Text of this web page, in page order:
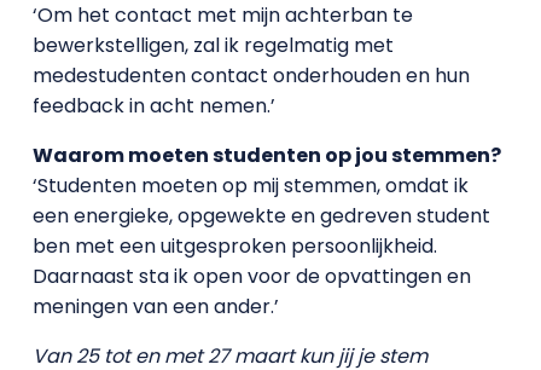
‘Om het contact met mijn achterban te
bewerkstelligen, zal ik regelmatig met
medestudenten contact onderhouden en hun
feedback in acht nemen.’
Waarom moeten studenten op jou stemmen?
‘Studenten moeten op mij stemmen, omdat ik
een energieke, opgewekte en gedreven student
ben met een uitgesproken persoonlijkheid.
Daarnaast sta ik open voor de opvattingen en
meningen van een ander.’
Van 25 tot en met 27 maart kun jij je stem